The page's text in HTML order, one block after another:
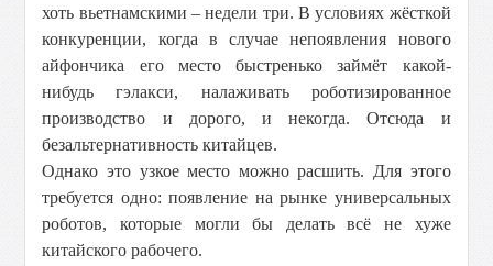
хоть вьетнамскими – недели три. В условиях жёсткой
конкуренции, когда в случае непоявления нового
айфончика его место быстренько займёт какой-
нибудь гэлакси, налаживать роботизированное
производство и дорого, и некогда. Отсюда и
безальтернативность китайцев.
Однако это узкое место можно расшить. Для этого
требуется одно: появление на рынке универсальных
роботов, которые могли бы делать всё не хуже
китайского рабочего.